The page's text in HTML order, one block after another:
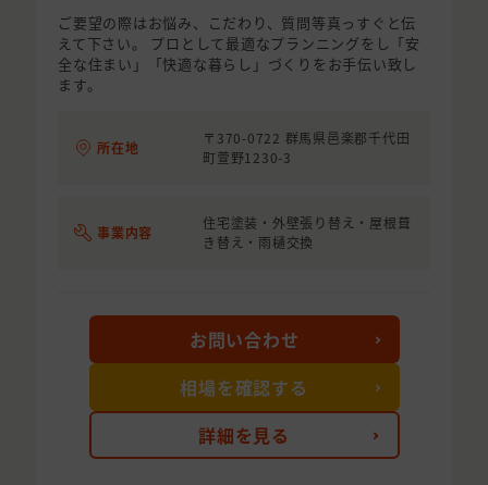
ご要望の際はお悩み、こだわり、質問等真っすぐと伝
えて下さい。 プロとして最適なプランニングをし「安
全な住まい」「快適な暮らし」づくりをお手伝い致し
ます。
所在地
〒370-0722 群馬県邑楽郡千代田
町萱野1230-3
事業内容
住宅塗装・外壁張り替え・屋根葺
き替え・雨樋交換
詳細を見る
お問い合わせ
相場を確認する